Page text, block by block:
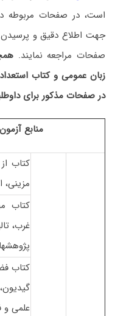
است، در صفحات مربوطه
جهت اطلاع دقیق و پرسیدن
صفحات مراجعه نمایند.
زبان عمومی و کتاب
در صفحات مذکور برای
منابع
کتاب
کتاب
غرب،
کتاب
علمی و